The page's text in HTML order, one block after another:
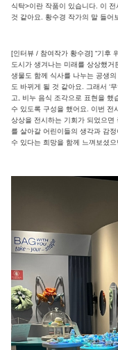
식탁>이란 작품이 있습니다. 이
것 같아요. 황수경 작가의 말 들어
[인터뷰 / 참여작가 황수경] “기후
도시가 생겨나는 미래를 상상했
생물도 함께 식사를 나누는 공생
도 바뀌게 될 것 같아요. 그래서 ‘
고, 비누 음식 조각으로 표현을 했
수 있도록 구성을 했어요. 이번 전
상상을 전시하는 기회가 되었으면
를 살아갈 어린이들의 생각과 감
수 있다는 희망을 함께 느껴보셨으